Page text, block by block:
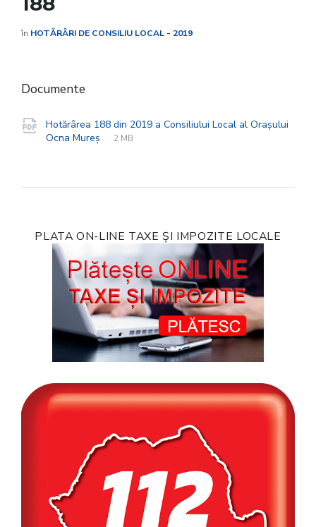
în HOTĂRÂRI DE CONSILIU LOCAL - 2019
Documente
Hotărârea 188 din 2019 a Consiliului Local al Orașului
Ocna Mureș
File
pdf
File
2 MB
PLATA ON-LINE TAXE ȘI IMPOZITE LOCALE